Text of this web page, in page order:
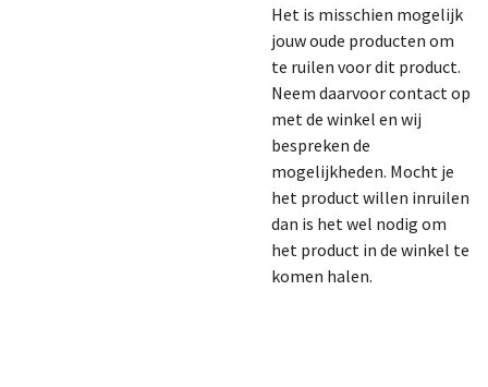
Het is misschien mogelijk
jouw oude producten om
te ruilen voor dit product.
Neem daarvoor contact op
met de winkel en wij
bespreken de
mogelijkheden. Mocht je
het product willen inruilen
dan is het wel nodig om
het product in de winkel te
komen halen.